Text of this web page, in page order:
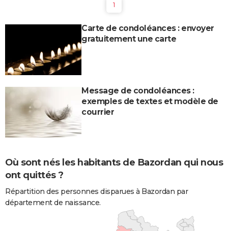
1
Carte de condoléances : envoyer
gratuitement une carte
Message de condoléances :
exemples de textes et modèle de
courrier
Où sont nés les habitants de Bazordan qui nous
ont quittés ?
Répartition des personnes disparues à Bazordan par
département de naissance.